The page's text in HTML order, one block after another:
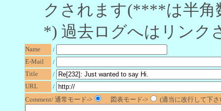
クされます(****は半角
*) 過去ログへはリンク
Name
/
E-Mail
/
Title
/
URL
/
Comment/ 通常モード->
図表モード-> (適当に改行して下